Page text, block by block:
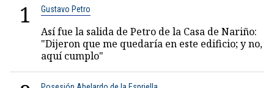
1 Gustavo Petro
Así fue la salida de Petro de la Casa de Nariño:
"Dijeron que me quedaría en este edificio; y no,
aquí cumplo"